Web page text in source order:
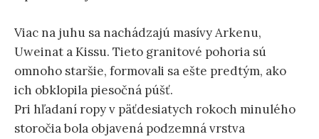
Viac na juhu sa nachádzajú masívy Arkenu,
Uweinat a Kissu. Tieto granitové pohoria sú
omnoho staršie, formovali sa ešte predtým, ako
ich obklopila piesočná púšť.
Pri hľadaní ropy v päťdesiatych rokoch minulého
storočia bola objavená podzemná vrstva